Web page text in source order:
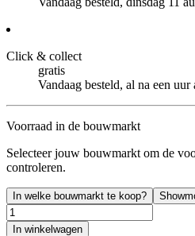
Click & collect
gratis
Vandaag besteld, al na een
Voorraad in de bouwmarkt
Selecteer jouw bouwmarkt om de
controleren.
In welke bouwmarkt te koop?
In winkelwagen